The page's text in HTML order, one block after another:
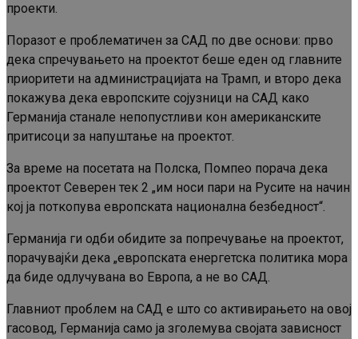
проекти.
Поразот е проблематичен за САД по две основи: прво
дека спречувањето на проектот беше еден од главните
приоритети на администрацијата на Трамп, и второ дека
покажува дека европските сојузници на САД како
Германија станале непопустливи кон американските
притисоци за напуштање на проектот.
За време на посетата на Полска, Помпео порача дека
проектот Северен тек 2 „им носи пари на Русите на начин
кој ја поткопува европската национална безбедност“.
Германија ги одби обидите за попречување на проектот,
порачувајќи дека „европската енергетска политика мора
да биде одлучувана во Европа, а не во САД.
Главниот проблем на САД е што со активирањето на овој
гасовод, Германија само ја зголемува својата зависност